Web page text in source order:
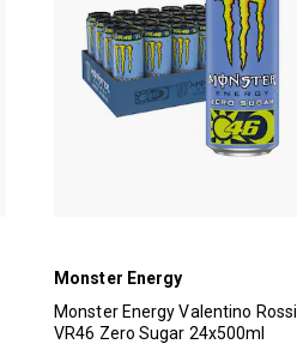
Monster Energy
Monster Energy Valentino Rossi
VR46 Zero Sugar 24x500ml